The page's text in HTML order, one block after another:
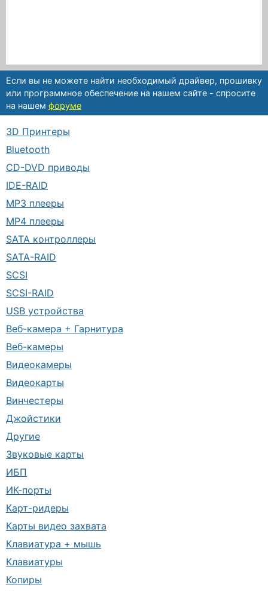
Если вы не можете найти необходимый драйвер, прошивку
или программное обеспечение на нашем сайте - спросите
на нашем форуме
3D Принтеры
Bluetooth
CD-DVD приводы
IDE-RAID
MP3 плееры
MP4 плееры
SATA контроллеры
SATA-RAID
SCSI
SCSI-RAID
USB устройства
Веб-камера + Гарнитура
Веб-камеры
Видеокамеры
Видеокарты
Винчестеры
Джойстики
Другие
Звуковые карты
ИБП
ИК-порты
Карт-ридеры
Карты видео захвата
Клавиатура + мышь
Клавиатуры
Копиры